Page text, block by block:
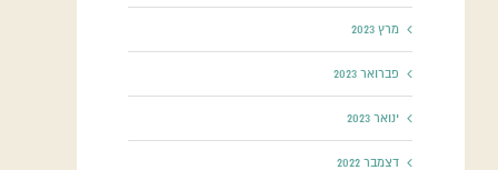
מרץ 2023
פברואר 2023
ינואר 2023
דצמבר 2022